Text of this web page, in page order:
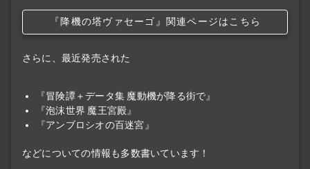
『降機の塔ヴァセーゴ』関連ページはこちら
さらに、最近発売された
『冒険譚＋データ集 魔動機が降る街で』
『泡沫世界 魔王宮殿』
『アンブロシオの百迷宮』
などについての情報も多数書いています！